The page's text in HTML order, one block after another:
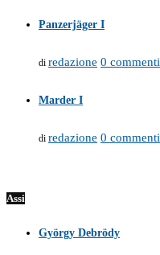
Panzerjäger I
di redazione 0 commenti
Marder I
di redazione 0 commenti
Assi
György Debrödy